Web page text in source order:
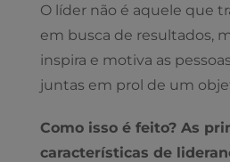
O líder não é aquele que
em busca de resultados,
inspira e motiva as
juntas em prol de um
Como isso é feito? As
características de